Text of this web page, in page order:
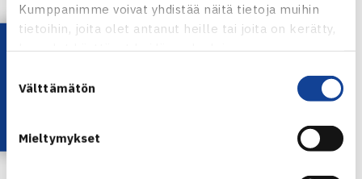
Kumppanimme voivat yhdistää näitä tietoja muihin
tietoihin, joita olet antanut heille tai joita on kerätty,
kun olet käyttänyt heidän palvelujaan.
valinta
Välttämätön
Mieltymykset
Loppuottelussa he kohtaavat niin ikään sijoittamattomat
venäläispelaajatElizaveta Gavrilovan jaIuliia Iudenkon
Mestaruusottelu pelataan perjantaina klo 10:00.
Lataa OmaTennis!